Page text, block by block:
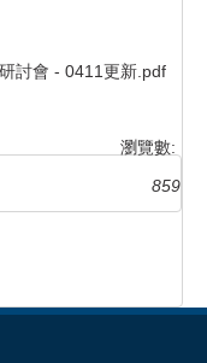
討會 - 0411更新.pdf
瀏覽數:
859